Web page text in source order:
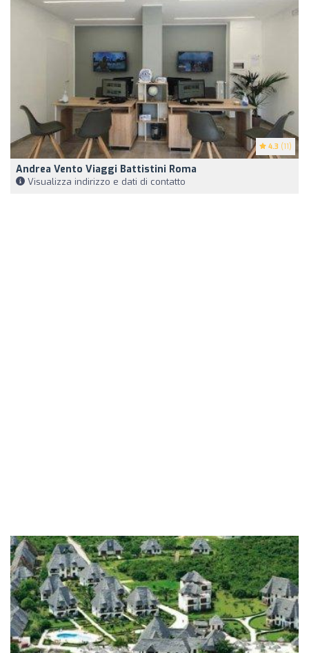
4.3 (11)
Andrea Vento Viaggi Battistini Roma
Visualizza indirizzo e dati di contatto